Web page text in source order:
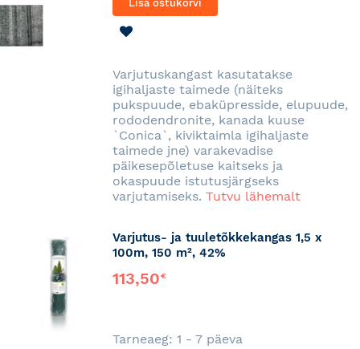
Lisa ostukorvi
Varjutuskangast kasutatakse
igihaljaste taimede (näiteks
pukspuude, ebaküpresside, elupuude,
rododendronite, kanada kuuse
`Conica`, kiviktaimla igihaljaste
taimede jne) varakevadise
päikesepõletuse kaitseks ja
okaspuude istutusjärgseks
varjutamiseks. Tutvu lähemalt
Varjutus- ja tuuletõkkekangas 1,5 x
100m, 150 m², 42%
113,50€
Tarneaeg: 1 - 7 päeva